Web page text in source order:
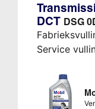
DCT DSG
Service